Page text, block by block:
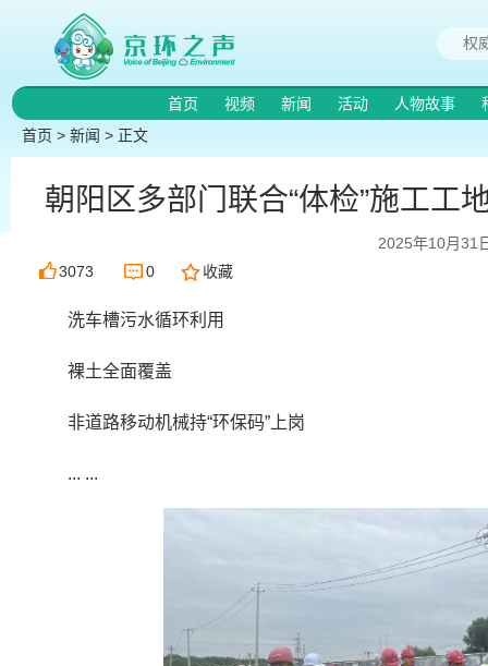
首页 视频 新闻 活动 人物故事
首页 > 新闻 > 正文
朝阳区多部门联合“体检”施工工
2025年10月31
3073
0 收藏
洗车槽污水循环利用
裸土全面覆盖
非道路移动机械持“环保码”上岗
... ...